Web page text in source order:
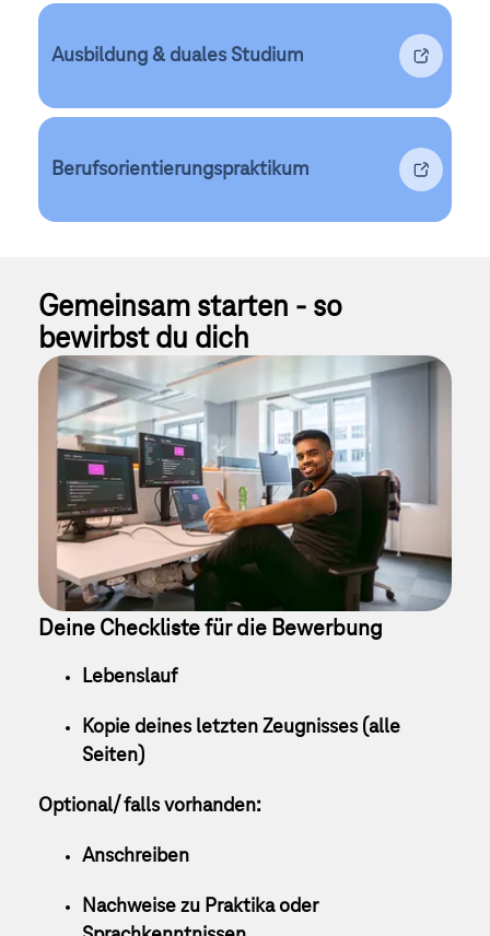
Ausbildung & duales Studium
Berufsorientierungspraktikum
Gemeinsam starten - so
bewirbst du dich
Deine Checkliste für die Bewerbung
Lebenslauf
Kopie deines letzten Zeugnisses (alle
Seiten)
Optional/ falls vorhanden:
Anschreiben
Nachweise zu Praktika oder